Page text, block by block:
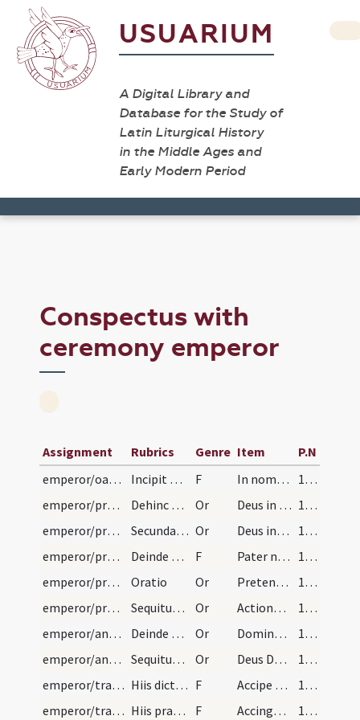
USUARIUM
A Digital Library and
Database for the Study of
Latin Liturgical History
in the Middle Ages and
Early Modern Period
Conspectus with
ceremony emperor
Assignment Rubrics Genre Item
P.N
emperor/oath/1
Incipit ordo ad benedicendum imperatorem, quando… F In nomine Christi promitto, spondeo atque polliceor ... scire meum ac posse.
163
emperor/procession/1
Dehinc orationem primam det albanensis episcopus… Or Deus in cuius manu ... regna praecellat. Per Dominum
163
emperor/procession/2
Secundam orationem dat portuensis episcopus intra… Or Deus inenarrabilis auctor mundi ... in pace victores. Per
164 (82r)
emperor/procession/2
Deinde vadant ad confessionem beati petri apostol… F Pater noster. Et ne nos. Sed libera. Salvum fac servum tuum. Desus meus. Esto ei domine turris...Nichil proficiat...Domine exaudi. Et clamor. Dominus vobiscum.
165 (82v)
emperor/procession/3
Oratio Or Pretende quaesumus Domine ... consequi mereatur.
165 (82v)
emperor/procession/4
Sequitur oratio Or Actiones nostras ... finiatur. Per
166 (83r)
emperor/anointings/5
Deinde ungat ei de oleo exorcisato brachium dextr… Or Domine Deus omnipotens cuius est omnis potestas ... contendat. Per. In unitate
166 (83r)
emperor/anointings/6
Sequitur oratio Or Deus Dei filius ... merearis. Qui solus sine peccato...
166 (83r)
emperor/traditio instrumentorum/3
Hiis dictis, ad altare sancti mauricii procedit i… F Accipe gladium ... regnare merearis. Qui cum Deo Patre
167 (83v)
emperor/traditio instrumentorum/4
Hiis praedictis expletis, accingit illi ensem ite… F Accingere gladio ... vicerunt regna. 169 (84v)